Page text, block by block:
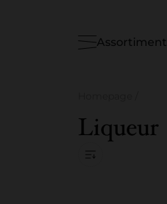
Assortiment
Liqueur